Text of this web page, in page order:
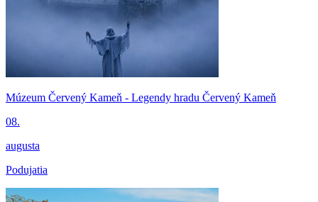
Múzeum Červený Kameň - Legendy hradu Červený Kameň
08.
augusta
Podujatia